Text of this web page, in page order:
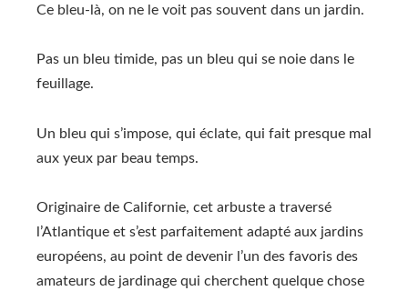
Ce bleu-là, on ne le voit pas souvent dans un jardin.
Pas un bleu timide, pas un bleu qui se noie dans le
feuillage.
Un bleu qui s’impose, qui éclate, qui fait presque mal
aux yeux par beau temps.
Originaire de Californie, cet arbuste a traversé
l’Atlantique et s’est parfaitement adapté aux jardins
européens, au point de devenir l’un des favoris des
amateurs de jardinage qui cherchent quelque chose